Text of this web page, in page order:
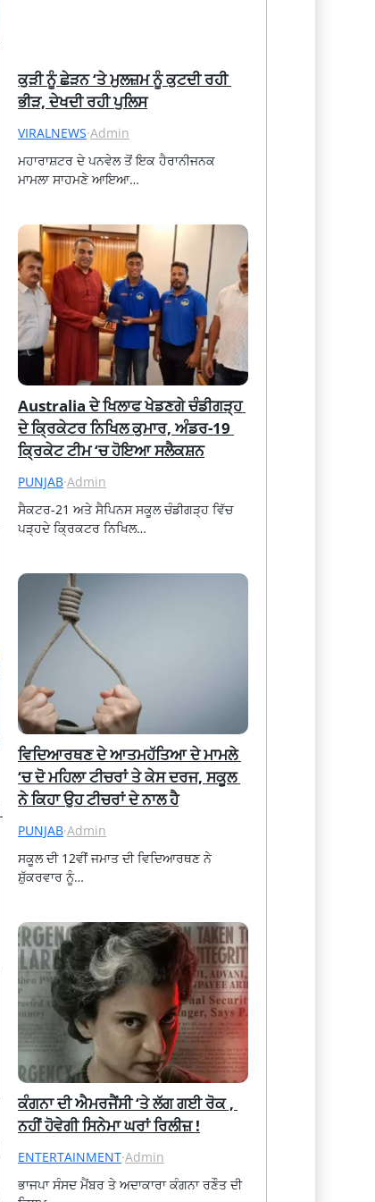
ਕੁੜੀ ਨੂੰ ਛੇੜਨ ‘ਤੇ ਮੁਲਜ਼ਮ ਨੂੰ ਕੁਟਦੀ ਰਹੀ
ਭੀੜ, ਦੇਖਦੀ ਰਹੀ ਪੁਲਿਸ
VIRALNEWS·Admin
ਮਹਾਰਾਸ਼ਟਰ ਦੇ ਪਨਵੇਲ ਤੋਂ ਇਕ ਹੈਰਾਨੀਜਨਕ
ਮਾਮਲਾ ਸਾਹਮਣੇ ਆਇਆ…
Australia ਦੇ ਖਿਲਾਫ ਖੇਡਣਗੇ ਚੰਡੀਗੜ੍ਹ
ਦੇ ਕ੍ਰਿਕੇਟਰ ਨਿਖਿਲ ਕੁਮਾਰ, ਅੰਡਰ-19
ਕ੍ਰਿਕੇਟ ਟੀਮ ‘ਚ ਹੋਇਆ ਸਲੈਕਸ਼ਨ
PUNJAB·Admin
ਸੈਕਟਰ-21 ਅਤੇ ਸੈਪਿਨਸ ਸਕੂਲ ਚੰਡੀਗੜ੍ਹ ਵਿੱਚ
ਪੜ੍ਹਦੇ ਕ੍ਰਿਕਟਰ ਨਿਖਿਲ…
ਵਿਦਿਆਰਥਣ ਦੇ ਆਤਮਹੱਤਿਆ ਦੇ ਮਾਮਲੇ
‘ਚ ਦੋ ਮਹਿਲਾ ਟੀਚਰਾਂ ਤੇ ਕੇਸ ਦਰਜ, ਸਕੂਲ
ਨੇ ਕਿਹਾ ਉਹ ਟੀਚਰਾਂ ਦੇ ਨਾਲ ਹੈ
PUNJAB·Admin
ਸਕੂਲ ਦੀ 12ਵੀਂ ਜਮਾਤ ਦੀ ਵਿਦਿਆਰਥਣ ਨੇ
ਸ਼ੁੱਕਰਵਾਰ ਨੂੰ…
ਕੰਗਨਾ ਦੀ ਐਮਰਜੈਂਸੀ ‘ਤੇ ਲੱਗ ਗਈ ਰੋਕ ,
ਨਹੀਂ ਹੋਵੇਗੀ ਸਿਨੇਮਾ ਘਰਾਂ ਰਿਲੀਜ਼ !
ENTERTAINMENT·Admin
ਭਾਜਪਾ ਸੰਸਦ ਮੈਂਬਰ ਤੇ ਅਦਾਕਾਰਾ ਕੰਗਨਾ ਰਣੌਤ ਦੀ